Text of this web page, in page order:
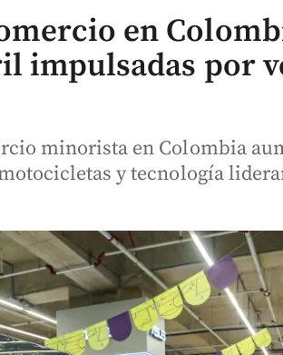
en
impulsadas por
minorista en Colombia
y tecnología